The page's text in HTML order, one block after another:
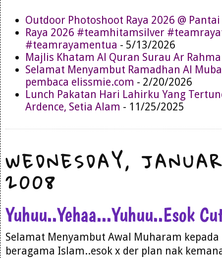
Outdoor Photoshoot Raya 2026 @ Pantai
Raya 2026 #teamhitamsilver
#teamrayamentua - 5/13/2026
Majlis Khatam Al Quran Surau Ar
Selamat Menyambut Ramadhan Al
pembaca elissmie.com - 2/20/2026
Lunch Pakatan Hari Lahirku Yang
Ardence, Setia Alam - 11/25/2025
WEDNESDAY,
2008
Yuhuu..Yehaa...Yuhuu..Esok
Selamat Menyambut Awal Muharam kepada
beragama Islam..esok x der plan nak